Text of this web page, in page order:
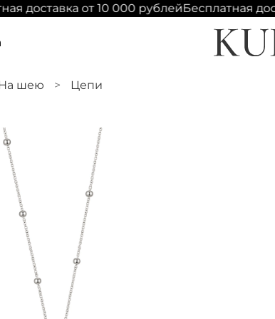
доставка от 10 000 рублейБесплатная
На шею Цепи